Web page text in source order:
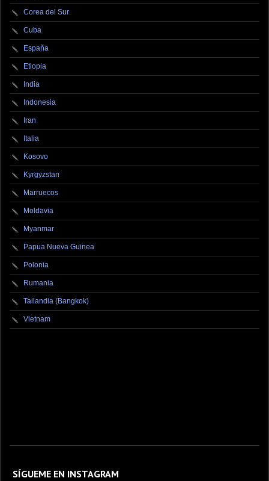
Corea del Sur
Cuba
España
Etiopia
India
Indonesia
Iran
Italia
Kosovo
Kyrgyzstan
Marruecos
Moldavia
Myanmar
Papua Nueva Guinea
Polonia
Rumania
Tailandia (Bangkok)
Vietnam
SÍGUEME EN INSTAGRAM